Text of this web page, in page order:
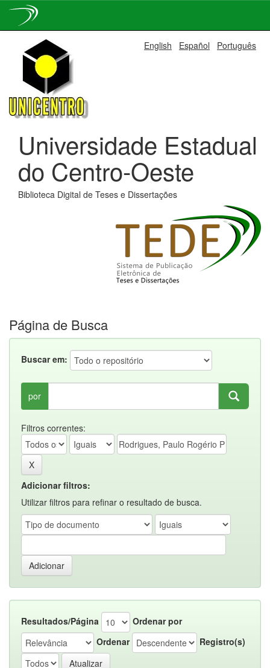
navigation
English Español Português
Universidade Estadual
do Centro-Oeste
Biblioteca Digital de Teses e Dissertações
Página de Busca
Buscar em:
por
Filtros correntes:
Adicionar filtros:
Utilizar filtros para refinar o resultado de busca.
Resultados/Página
Ordenar por
Ordenar
Registro(s)